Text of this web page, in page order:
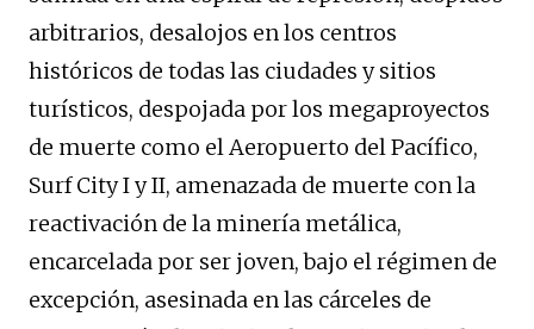
arbitrarios, desalojos en los centros
históricos de todas las ciudades y sitios
turísticos, despojada por los megaproyectos
de muerte como el Aeropuerto del Pacífico,
Surf City I y II, amenazada de muerte con la
reactivación de la minería metálica,
encarcelada por ser joven, bajo el régimen de
excepción, asesinada en las cárceles de